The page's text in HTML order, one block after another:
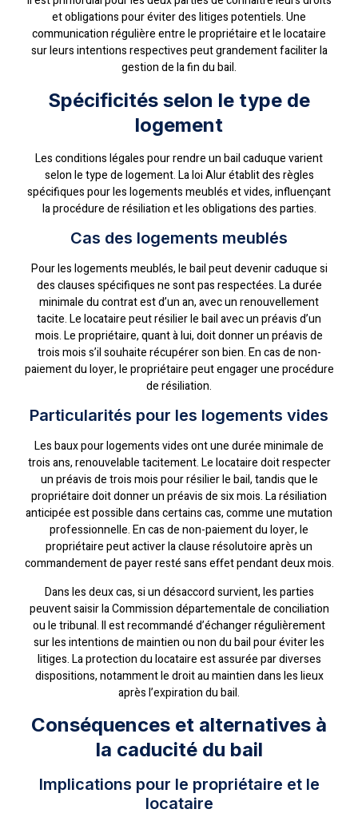
et obligations pour éviter des litiges potentiels. Une
communication régulière entre le propriétaire et le locataire
sur leurs intentions respectives peut grandement faciliter la
gestion de la fin du bail.
Spécificités selon le type de
logement
Les conditions légales pour rendre un bail caduque varient
selon le type de logement. La loi Alur établit des règles
spécifiques pour les logements meublés et vides, influençant
la procédure de résiliation et les obligations des parties.
Cas des logements meublés
Pour les logements meublés, le bail peut devenir caduque si
des clauses spécifiques ne sont pas respectées. La durée
minimale du contrat est d’un an, avec un renouvellement
tacite. Le locataire peut résilier le bail avec un préavis d’un
mois. Le propriétaire, quant à lui, doit donner un préavis de
trois mois s’il souhaite récupérer son bien. En cas de non-
paiement du loyer, le propriétaire peut engager une procédure
de résiliation.
Particularités pour les logements vides
Les baux pour logements vides ont une durée minimale de
trois ans, renouvelable tacitement. Le locataire doit respecter
un préavis de trois mois pour résilier le bail, tandis que le
propriétaire doit donner un préavis de six mois. La résiliation
anticipée est possible dans certains cas, comme une mutation
professionnelle. En cas de non-paiement du loyer, le
propriétaire peut activer la clause résolutoire après un
commandement de payer resté sans effet pendant deux mois.
Dans les deux cas, si un désaccord survient, les parties
peuvent saisir la Commission départementale de conciliation
ou le tribunal. Il est recommandé d’échanger régulièrement
sur les intentions de maintien ou non du bail pour éviter les
litiges. La protection du locataire est assurée par diverses
dispositions, notamment le droit au maintien dans les lieux
après l’expiration du bail.
Conséquences et alternatives à
la caducité du bail
Implications pour le propriétaire et le
locataire